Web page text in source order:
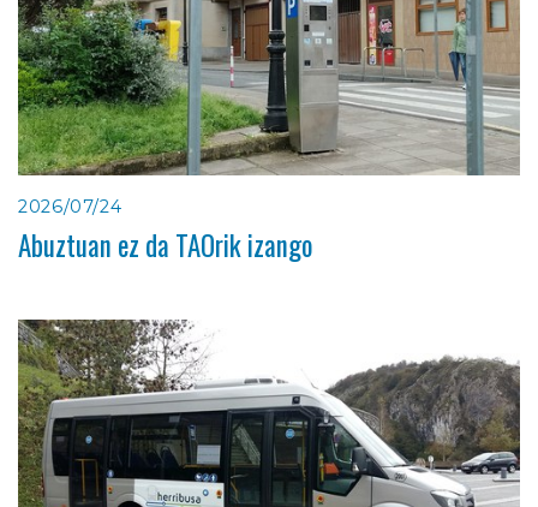
2026/07/24
Abuztuan ez da TAOrik izango